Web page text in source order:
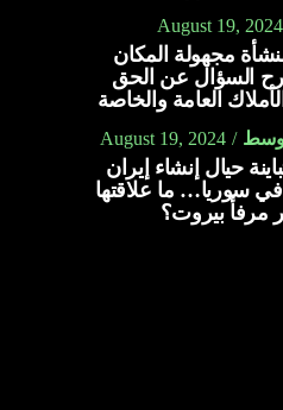
August 19, 2024
4” منشأة مجهولة المكان
السؤال عن الحق
العامة والخاصة
August 19, 2024
حيال إنشاء إيران
سوريا… ما علاقتها
مرفأ بيروت؟